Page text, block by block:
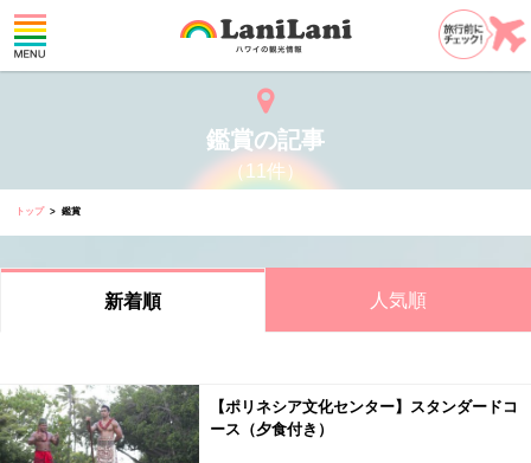
鑑賞の記事
（11件）
トップ 鑑賞
新着順 人気順
【ポリネシア文化センター】スタンダードコ
ース（夕食付き）